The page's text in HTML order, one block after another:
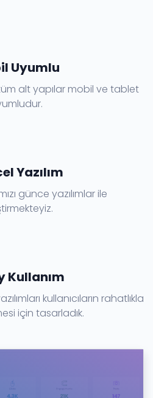
Uyumlu
alt yapılar mobil ve tablet
Yazılım
günce yazılımlar ile
Kullanım
kullanıcıların rahatlıkla
için tasarladık.